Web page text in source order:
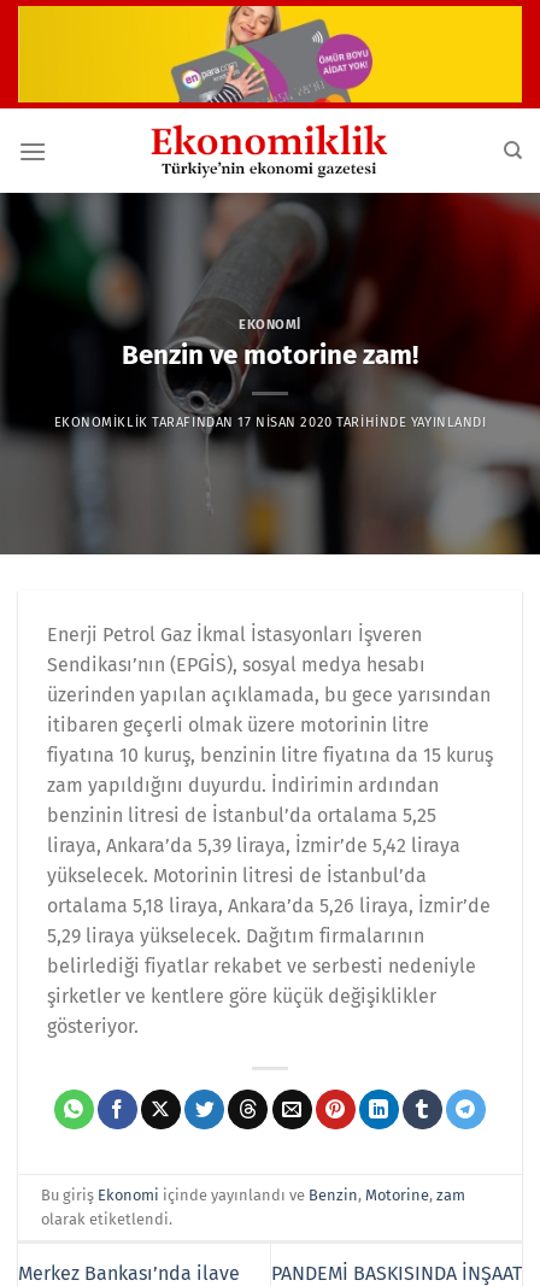
EKONOMI
Benzin ve motorine zam!
EKONOMIKLIK TARAFINDAN 17 NISAN 2020 TARIHINDE YAYINLANDI
Enerji Petrol Gaz İkmal İstasyonları İşveren
Sendikası’nın (EPGİS), sosyal medya hesabı
üzerinden yapılan açıklamada, bu gece yarısından
itibaren geçerli olmak üzere motorinin litre
fiyatına 10 kuruş, benzinin litre fiyatına da 15 kuruş
zam yapıldığını duyurdu. İndirimin ardından
benzinin litresi de İstanbul’da ortalama 5,25
liraya, Ankara’da 5,39 liraya, İzmir’de 5,42 liraya
yükselecek. Motorinin litresi de İstanbul’da
ortalama 5,18 liraya, Ankara’da 5,26 liraya, İzmir’de
5,29 liraya yükselecek. Dağıtım firmalarının
belirlediği fiyatlar rekabet ve serbesti nedeniyle
şirketler ve kentlere göre küçük değişiklikler
gösteriyor.
Bu giriş Ekonomi içinde yayınlandı ve Benzin, Motorine,zam
olarak etiketlendi.
Merkez Bankası’nda ilave
PANDEMİ BASKISINDA İNŞAAT